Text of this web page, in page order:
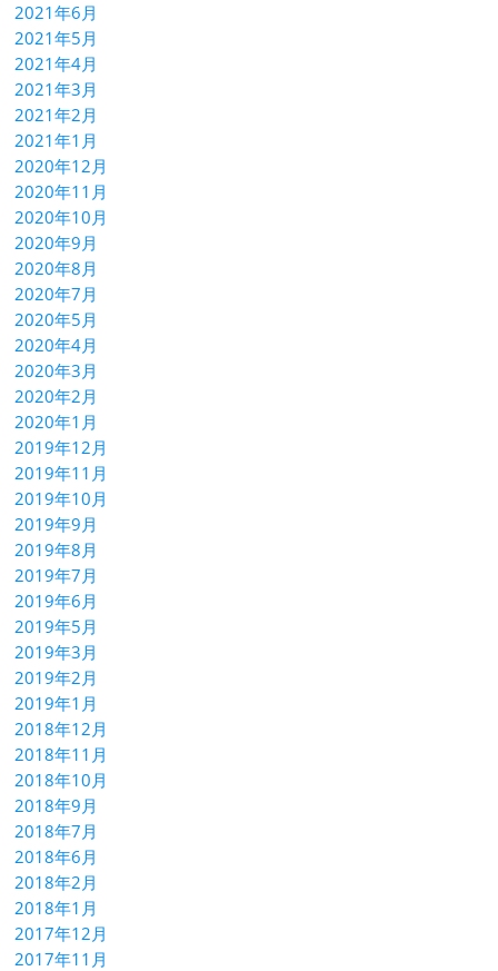
2021年6月
2021年5月
2021年4月
2021年3月
2021年2月
2021年1月
2020年12月
2020年11月
2020年10月
2020年9月
2020年8月
2020年7月
2020年5月
2020年4月
2020年3月
2020年2月
2020年1月
2019年12月
2019年11月
2019年10月
2019年9月
2019年8月
2019年7月
2019年6月
2019年5月
2019年3月
2019年2月
2019年1月
2018年12月
2018年11月
2018年10月
2018年9月
2018年7月
2018年6月
2018年2月
2018年1月
2017年12月
2017年11月